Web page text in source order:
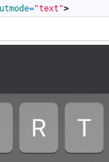
="text">